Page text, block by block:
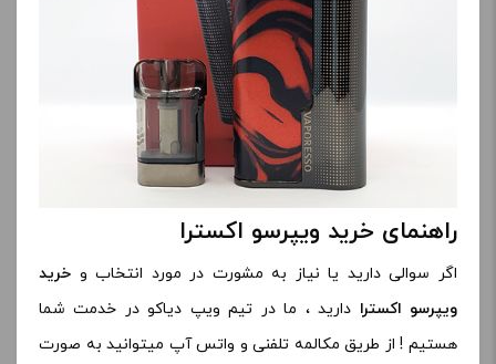
راهنمای خرید ویپرسو اکسترا
اگر سوالی دارید یا نیاز به مشورت در مورد انتخاب و خرید
ویپرسو اکسترا دارید ، ما در تیم ویپ دیاکو در خدمت شما
هستیم ! از طریق مکالمه تلفنی و واتس آپ میتوانید به صورت